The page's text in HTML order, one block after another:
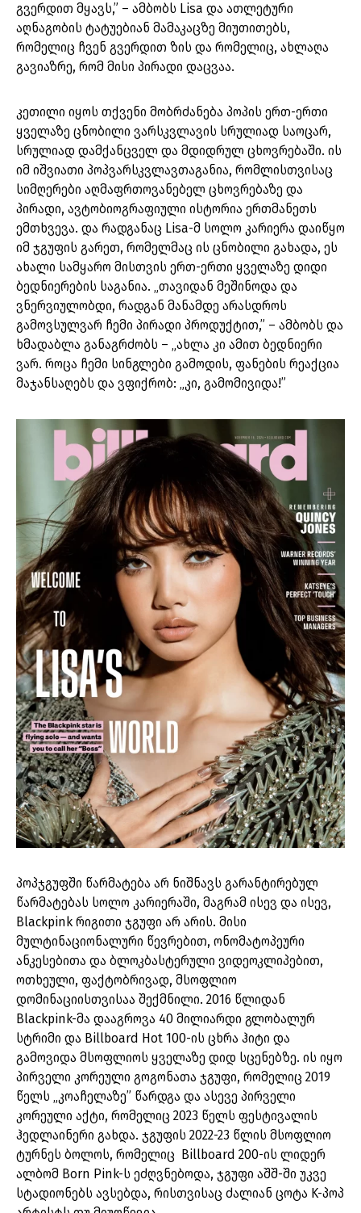
გვერდით მყავს,” – ამბობს Lisa და ათლეტური
აღნაგობის ტატუებიან მამაკაცზე მიუთითებს,
რომელიც ჩვენ გვერდით ზის და რომელიც, ახლაღა
გავიაზრე, რომ მისი პირადი დაცვაა.
კეთილი იყოს თქვენი მობრძანება პოპის ერთ-ერთი
ყველაზე ცნობილი ვარსკვლავის სრულიად საოცარ,
სრულიად დამქანცველ და მდიდრულ ცხოვრებაში. ის
იმ იშვიათი პოპვარსკვლავთაგანია, რომლისთვისაც
სიმღერები აღმაფრთოვანებელ ცხოვრებაზე და
პირადი, ავტობიოგრაფიული ისტორია ერთმანეთს
ემთხვევა. და რადგანაც Lisa-მ სოლო კარიერა დაიწყო
იმ ჯგუფის გარეთ, რომელმაც ის ცნობილი გახადა, ეს
ახალი სამყარო მისთვის ერთ-ერთი ყველაზე დიდი
ბედნიერების საგანია. „თავიდან მეშინოდა და
ვნერვიულობდი, რადგან მანამდე არასდროს
გამოვსულვარ ჩემი პირადი პროდუქტით,” – ამბობს და
ხმადაბლა განაგრძობს – „ახლა კი ამით ბედნიერი
ვარ. როცა ჩემი სინგლები გამოდის, ფანების რეაქცია
მაჯანსაღებს და ვფიქრობ: „კი, გამომივიდა!”
პოპჯგუფში წარმატება არ ნიშნავს გარანტირებულ
წარმატებას სოლო კარიერაში, მაგრამ ისევ და ისევ,
Blackpink რიგითი ჯგუფი არ არის. მისი
მულტინაციონალური წევრებით, ონომატოპეური
ანკესებითა და ბლოკბასტერული ვიდეოკლიპებით,
ოთხეული, ფაქტობრივად, მსოფლიო
დომინაციისთვისაა შექმნილი. 2016 წლიდან
Blackpink-მა დააგროვა 40 მილიარდი გლობალურ
სტრიმი და Billboard Hot 100-ის ცხრა ჰიტი და
გამოვიდა მსოფლიოს ყველაზე დიდ სცენებზე. ის იყო
პირველი კორეული გოგონათა ჯგუფი, რომელიც 2019
წელს „კოაჩელაზე” წარდგა და ასევე პირველი
კორეული აქტი, რომელიც 2023 წელს ფესტივალის
ჰედლაინერი გახდა. ჯგუფის 2022-23 წლის მსოფლიო
ტურნეს ბოლოს, რომელიც Billboard 200-ის ლიდერ
ალბომ Born Pink-ს ეძღვნებოდა, ჯგუფი აშშ-ში უკვე
სტადიონებს ავსებდა, რისთვისაც ძალიან ცოტა K-პოპ